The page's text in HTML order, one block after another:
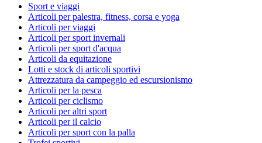
Sport e viaggi
Articoli per palestra, fitness, corsa e yoga
Articoli per viaggi
Articoli per sport invernali
Articoli per sport d'acqua
Articoli da equitazione
Lotti e stock di articoli sportivi
Attrezzatura da campeggio ed escursionismo
Articoli per la pesca
Articoli per ciclismo
Articoli per altri sport
Articoli per il calcio
Articoli per sport con la palla